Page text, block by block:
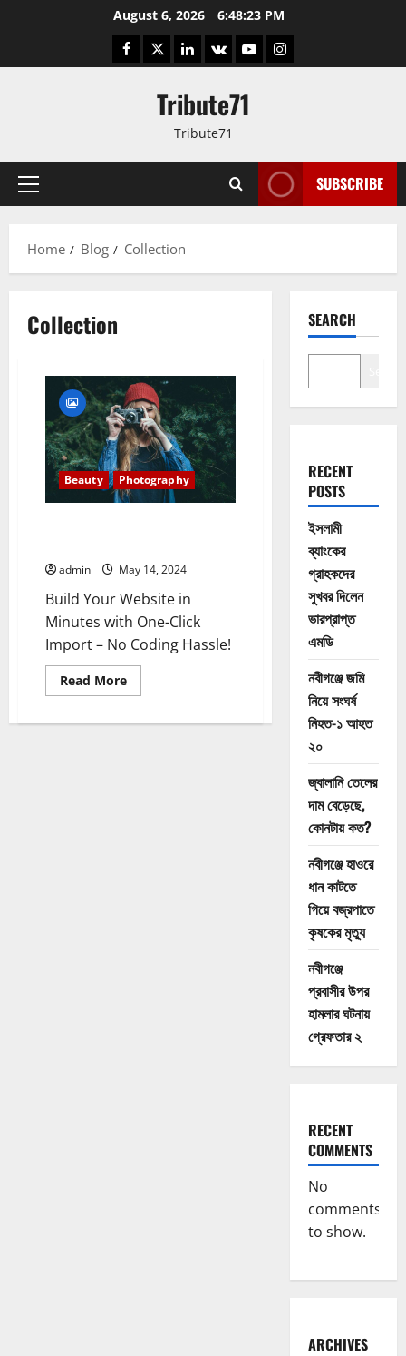
August 6, 2026 6:48:24 PM
Facebook
TwitterLinkedIn
VK YouTubeInstagram
Tribute71
Tribute71
Primary
SUBSCRIBE
Home Blog Collection
Collection
Beauty Photography
admin May 14, 2024
Build Your Website in
Minutes with One-Click
Import – No Coding Hassle!
Read MoreRead
more
Collection
SEARCH
RECENT
POSTS
ইসলামী
ব্যাংকের
গ্রাহকদের
সুখবর দিলেন
ভারপ্রাপ্ত
এমডি
নবীগঞ্জে জমি
নিয়ে সংঘর্ষ
নিহত-১ আহত
২০
জ্বালানি তেলের
দাম বেড়েছে,
কোনটায় কত?
নবীগঞ্জে হাওরে
ধান কাটতে
গিয়ে বজ্রপাতে
কৃষকের মৃত্যু
নবীগঞ্জে
প্রবাসীর উপর
হামলার ঘটনায়
গ্রেফতার ২
RECENT
COMMENTS
No
comments
to show.
ARCHIVES